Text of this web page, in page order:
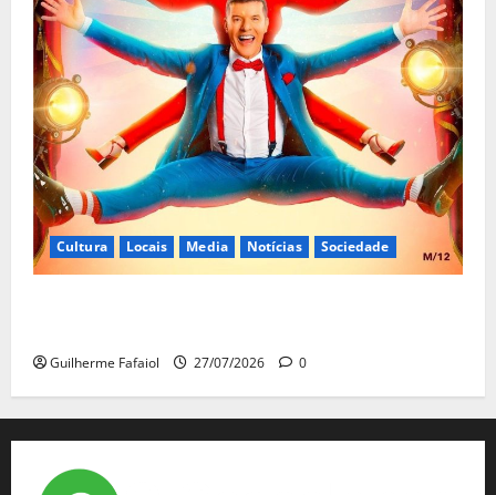
Cultura Locais Media Notícias Sociedade
Guilherme Fafaiol 27/07/2026 0